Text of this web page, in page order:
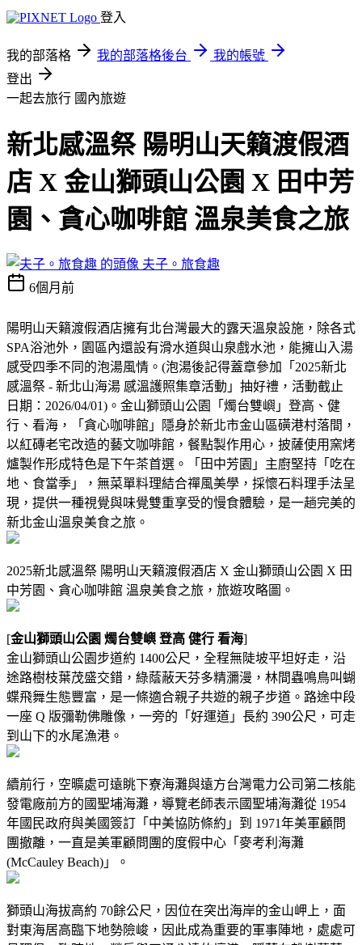
登入
我的部落格 我的部落格後台
我的帳號
登出
一起去旅行 國內旅遊
新北感溫祭 陽明山天籟渡假酒
店 X 金山獅頭山公園 X 田中芳
園、貪心咖啡館 溫泉美食之旅
夫子。旅食趣
6個月前
陽明山天籟渡假酒店擁有北台灣最大的露天溫泉設施，除各式
SPA浴池外，園區內還設有滑水道與山泉戲水池，能擁山入湯
感受四季不同的泡湯風情。(泡湯後記得蓋章參加「2025新北
感溫祭 - 新北山海湯 感溫護照集章活動」抽好禮，活動截止
日期：2026/04/01)。金山獅頭山公園「燭台雙嶼」登高、健
行、看海，「貪心咖啡館」隱身於新北市金山區磺港村落間，
以紅磚老宅改造的藝文咖啡館，餐點製作用心，披薩使用窯烤
爐製作形成特色是下午茶首選。「田中芳園」主廚堅持「吃在
地、食當季」，無菜單料理結合禪風美學，採懷石料理手法呈
現，提供一種視覺與味覺雙重享受的慢食體驗，是一趟完美的
新北金山溫泉美食之旅。
2025新北感溫祭 陽明山天籟渡假酒店 X 金山獅頭山公園 X 田
中芳園、貪心咖啡館 溫泉美食之旅，旅遊攻略圖。
[金山獅頭山公園 燭台雙嶼 登高 健行 看海]
金山獅頭山公園步道約 1400公尺，全程無陡坡平坦好走，沿
途路樹枝葉茂盛交錯，綠蔭蔽天芬多精瀰漫，林間蟲鳴鳥叫蝴
蝶飛舞生態豐富，是一條適合親子共遊的親子步道。路途中段
一座 Q 版彌勒佛雕像，一旁的「好運道」長約 390公尺，可走
到山下的水尾漁港。
續前行，空曠處可遠眺下寮海灘與遠方台灣電力公司第二核能
發電廠前方的國聖埔海灘，導覽老師表示國聖埔海灘從 1954
年國民政府與美國簽訂「中美協防條約」到 1971年美軍顧問
團撤離，一直是美軍顧問團的度假中心「麥考利海灘
(McCauley Beach)」。
獅頭山海拔高約 70餘公尺，因位在突出海岸的金山岬上，面
對東海居高臨下地勢險峻，因此成為重要的軍事陣地，處處可